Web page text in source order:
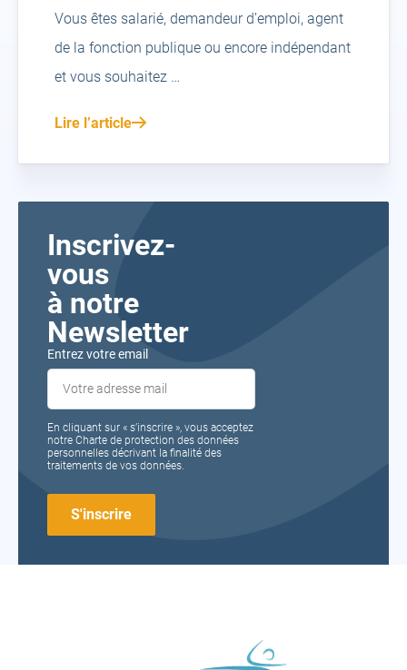
Vous êtes salarié, demandeur d’emploi, agent
de la fonction publique ou encore indépendant
et vous souhaitez …
Lire l’article
Inscrivez-
vous
à notre
Newsletter
Entrez votre email
En cliquant sur « s’inscrire », vous acceptez
notre Charte de protection des données
personnelles décrivant la finalité des
traitements de vos données.